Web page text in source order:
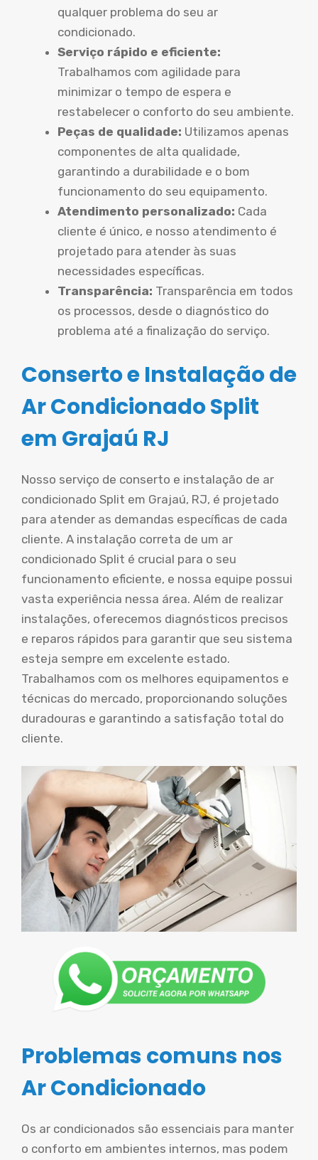
qualquer problema do seu ar
condicionado.
Serviço rápido e eficiente:
Trabalhamos com agilidade para
minimizar o tempo de espera e
restabelecer o conforto do seu ambiente.
Peças de qualidade: Utilizamos apenas
componentes de alta qualidade,
garantindo a durabilidade e o bom
funcionamento do seu equipamento.
Atendimento personalizado: Cada
cliente é único, e nosso atendimento é
projetado para atender às suas
necessidades específicas.
Transparência: Transparência em todos
os processos, desde o diagnóstico do
problema até a finalização do serviço.
Conserto e Instalação de
Ar Condicionado Split
em Grajaú RJ
Nosso serviço de conserto e instalação de ar
condicionado Split em Grajaú, RJ, é projetado
para atender as demandas específicas de cada
cliente. A instalação correta de um ar
condicionado Split é crucial para o seu
funcionamento eficiente, e nossa equipe possui
vasta experiência nessa área. Além de realizar
instalações, oferecemos diagnósticos precisos
e reparos rápidos para garantir que seu sistema
esteja sempre em excelente estado.
Trabalhamos com os melhores equipamentos e
técnicas do mercado, proporcionando soluções
duradouras e garantindo a satisfação total do
cliente.
Problemas comuns nos
Ar Condicionado
Os ar condicionados são essenciais para manter
o conforto em ambientes internos, mas podem